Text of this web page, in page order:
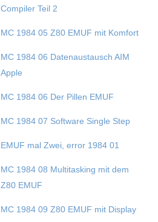
Compiler Teil 2
MC 1984 05 Z80 EMUF mit Komfort
MC 1984 06 Datenaustausch AIM
Apple
MC 1984 06 Der Pillen EMUF
MC 1984 07 Software Single Step
EMUF mal Zwei, error 1984 01
MC 1984 08 Multitasking mit dem
Z80 EMUF
MC 1984 09 Z80 EMUF mit Display